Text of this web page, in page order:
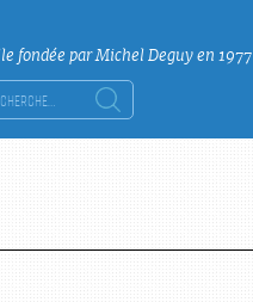
fondée par Michel Deguy en 1977
: